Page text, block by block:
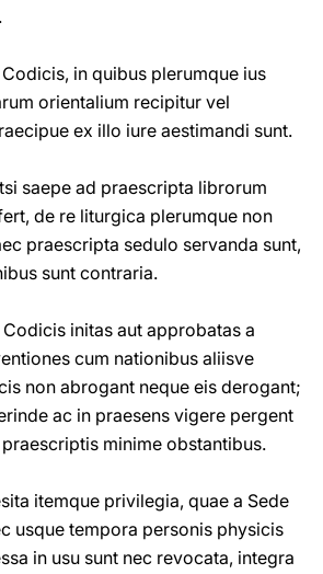
in quibus plerumque ius
orientalium recipitur vel
ex illo iure aestimandi sunt.
saepe ad praescripta librorum
de re liturgica plerumque non
praescripta sedulo servanda sunt,
sunt contraria.
initas aut approbatas a
cum nationibus aliisve
non abrogant neque eis derogant;
ac in praesens vigere pergent
minime obstantibus.
itemque privilegia, quae a Sede
usque tempora personis physicis
in usu sunt nec revocata, integra